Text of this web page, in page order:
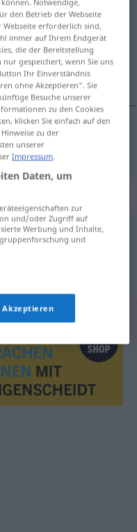
antippen)
den Betrieb der Webseite
erforderlich sind,
immer auf Ihrem Endgerät
die der Bereitstellung
gespeichert, wenn Sie uns
Ihr Einverständnis
ohne Akzeptieren“. Sie
Besuche unserer
zu den Cookies
klicken Sie einfach auf den
zu der
unserer
Impressum
Daten, um
zur
und/oder Zugriff auf
Werbung und Inhalte,
und
Akzeptieren